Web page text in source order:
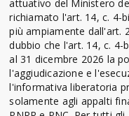
attuativo del Ministero
richiamato l'art. 14, c. 4-
più ampiamente dall'art.
dubbio che l'art. 14, c. 4-
al 31 dicembre 2026 la
l'aggiudicazione e
l'informativa liberatoria
solamente agli appalti